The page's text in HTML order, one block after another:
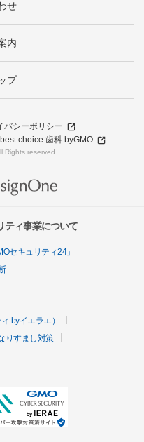
せ
内
プ
バシーポリシー
best choice 歯科 byGMO
Rights reserved.
ティ事業について
セキュリティ24」
byイエラエ）
りすまし対策